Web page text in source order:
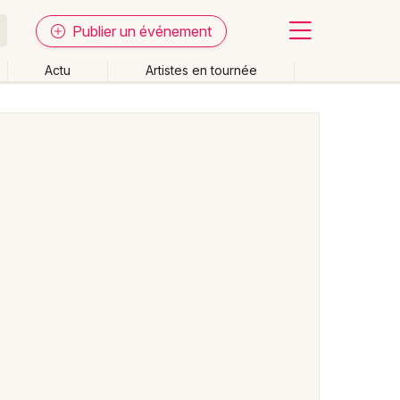
Publier un événement
Actu Artistes en tournée